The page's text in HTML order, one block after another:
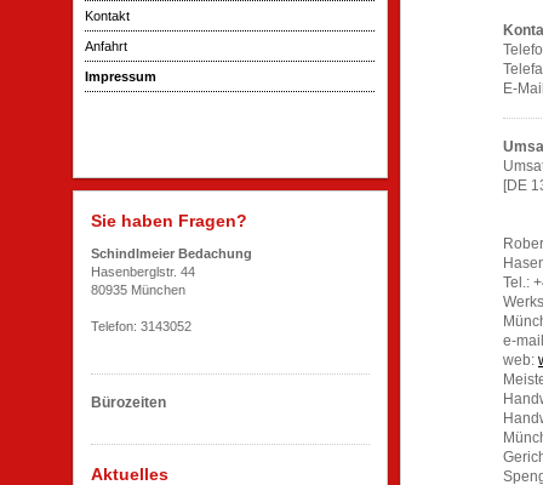
Kontakt
Anfahrt
Impressum
Sie haben Fragen?
Schindlmeier Bedachung
Hasenberglstr. 44
80935 München
Telefon: 3143052
Bürozeiten
Aktuelles
E-
[DE
Tel.:
e-
web: